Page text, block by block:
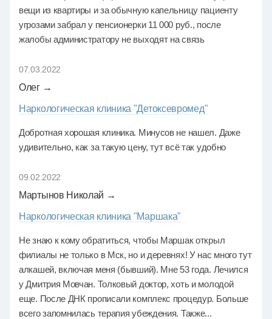
вещи из квартиры и за обычную капельницу пациенту
угрозами забрал у пенсионерки 11 000 руб., после
жалобы администратору не выходят на связь
07.03.2022
Олег →
Наркологическая клиника "Детоксевромед"
Добротная хорошая клиника. Минусов не нашел. Даже
удивительно, как за такую цену, тут всё так удобно
09.02.2022
Мартынов Николай →
Наркологическая клиника "Маршака"
Не знаю к кому обратиться, чтобы Маршак открыл
филиалы не только в Мск, но и деревнях! У нас много тут
алкашей, включая меня (бывший). Мне 53 года. Лечился
у Дмитрия Мовчан. Толковый доктор, хоть и молодой
еще. После ДНК прописали комплекс процедур. Больше
всего запомнилась терапия убеждения. Также...